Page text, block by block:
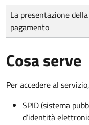
Tipo di pagamento
Importo
La presentazione
pagamento
Cosa serve
Per accedere al
SPID (sistema
d’identità